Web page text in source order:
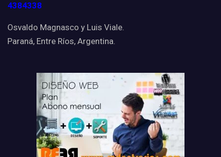
4384338
Osvaldo Magnasco y Luis Viale.
Paraná, Entre Ríos, Argentina.